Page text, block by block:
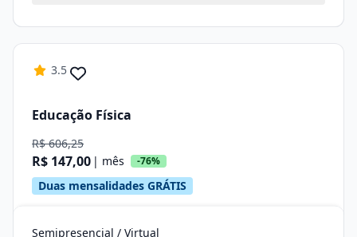
3.5
Educação Física
R$ 606,25
R$ 147,00 | mês -76%
Duas mensalidades GRÁTIS
Semipresencial / Virtual